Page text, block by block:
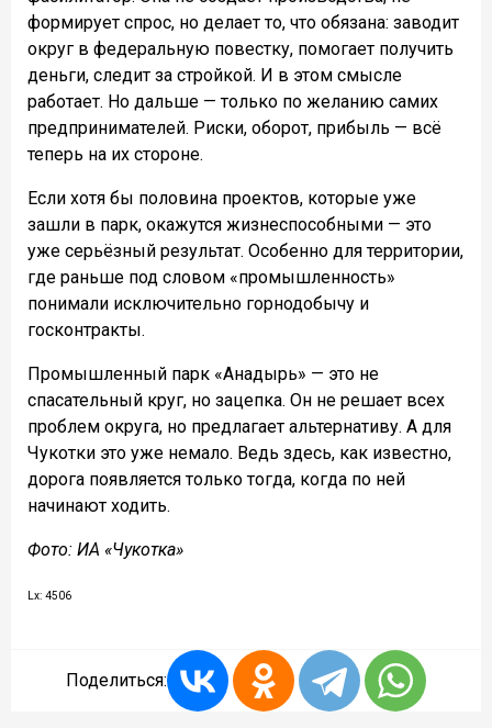
формирует спрос, но делает то, что обязана: заводит
округ в федеральную повестку, помогает получить
деньги, следит за стройкой. И в этом смысле
работает. Но дальше — только по желанию самих
предпринимателей. Риски, оборот, прибыль — всё
теперь на их стороне.
Если хотя бы половина проектов, которые уже
зашли в парк, окажутся жизнеспособными — это
уже серьёзный результат. Особенно для территории,
где раньше под словом «промышленность»
понимали исключительно горнодобычу и
госконтракты.
Промышленный парк «Анадырь» — это не
спасательный круг, но зацепка. Он не решает всех
проблем округа, но предлагает альтернативу. А для
Чукотки это уже немало. Ведь здесь, как известно,
дорога появляется только тогда, когда по ней
начинают ходить.
Фото: ИА «Чукотка»
Lx: 4506
Поделиться: